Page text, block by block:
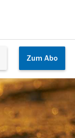
Zum Abo